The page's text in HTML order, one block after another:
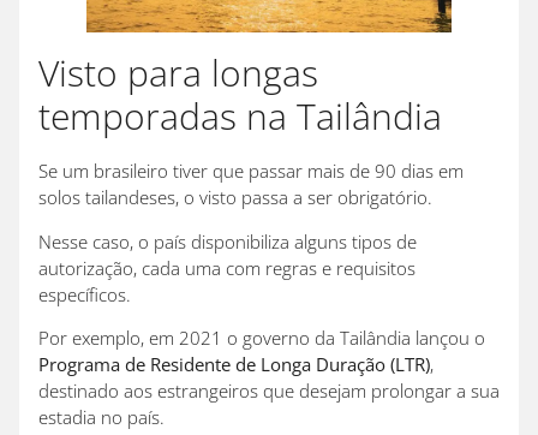
Visto para longas
temporadas na Tailândia
Se um brasileiro tiver que passar mais de 90 dias em
solos tailandeses, o visto passa a ser obrigatório.
Nesse caso, o país disponibiliza alguns tipos de
autorização, cada uma com regras e requisitos
específicos.
Por exemplo, em 2021 o governo da Tailândia lançou o
Programa de Residente de Longa Duração (LTR),
destinado aos estrangeiros que desejam prolongar a sua
estadia no país.